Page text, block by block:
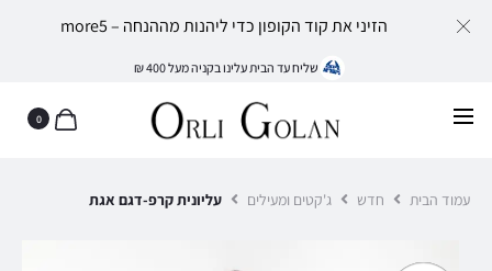
שליח עד הבית עלינו בקניה מעל 400 ₪
0
עמוד הבית חדש ג'קטים ומעילים עליונית קרפ-דגם אגת
הזיני את קוד הקופון כדי ליהנות מההנחה – more5